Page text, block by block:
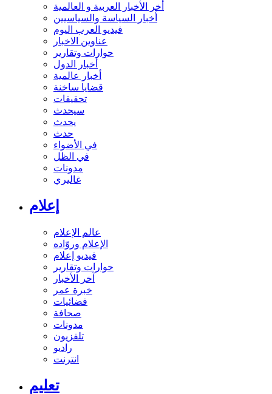
أخر الأخبار العربية و العالمية
أخبار السياسة والسياسيين
فيديو العرب اليوم
عناوين الاخبار
حوارات وتقارير
أخبار الدول
أخبار عالمية
قضايا ساخنة
تحقيقات
سيحدث
يحدث
حدث
في الأضواء
في الظل
مدونات
غاليري
إعلام
عالم الإعلام
الإعلام وروّاده
فيديو إعلام
حوارات وتقارير
آخر الأخبار
خبرة عمر
فضائيات
صحافة
مدونات
تلفزيون
راديو
انترنت
تعليم